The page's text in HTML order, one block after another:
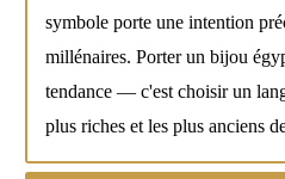
symbole porte une intention
millénaires. Porter un bijou
tendance — c'est choisir un
plus riches et les plus anciens